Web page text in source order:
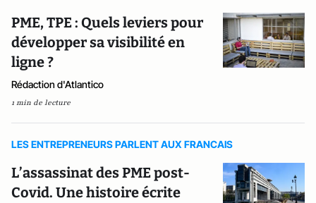
PME, TPE : Quels leviers pour
développer sa visibilité en
ligne ?
Rédaction d'Atlantico
1 min de lecture
LES ENTREPRENEURS PARLENT AUX FRANCAIS
L’assassinat des PME post-
Covid. Une histoire écrite